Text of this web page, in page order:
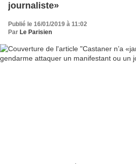
journaliste»
Publié le 16/01/2019 à 11:02
Par Le Parisien